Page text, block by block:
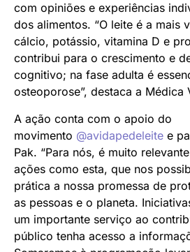
com opiniões e experiências
dos alimentos. “O leite é a mais
cálcio, potássio, vitamina D e
contribui para o crescimento e
cognitivo; na fase adulta é
osteoporose”, destaca a Médica
A ação conta com o apoio do
movimento @avidapedeleite e
Pak. “Para nós, é muito
ações como esta, que nos
prática a nossa promessa de
as pessoas e o planeta.
um importante serviço ao
público tenha acesso a